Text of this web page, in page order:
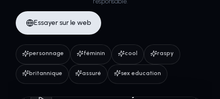
Essayer sur le web
personnage féminin cool raspy
britannique assuré sex education